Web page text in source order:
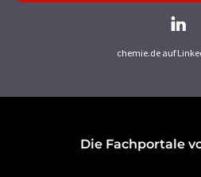
chemie.de auf
Die Fachportale